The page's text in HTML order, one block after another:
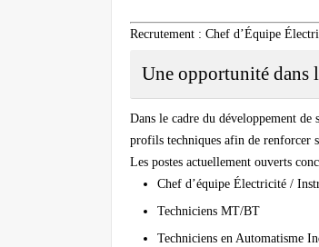
Recrutement : Chef d’Équipe
Une opportunité dans
Dans le cadre du développement de
profils techniques afin de renforcer
Les postes actuellement ouverts
Chef d’équipe Électricité /
Techniciens MT/BT
Techniciens en Automatisme